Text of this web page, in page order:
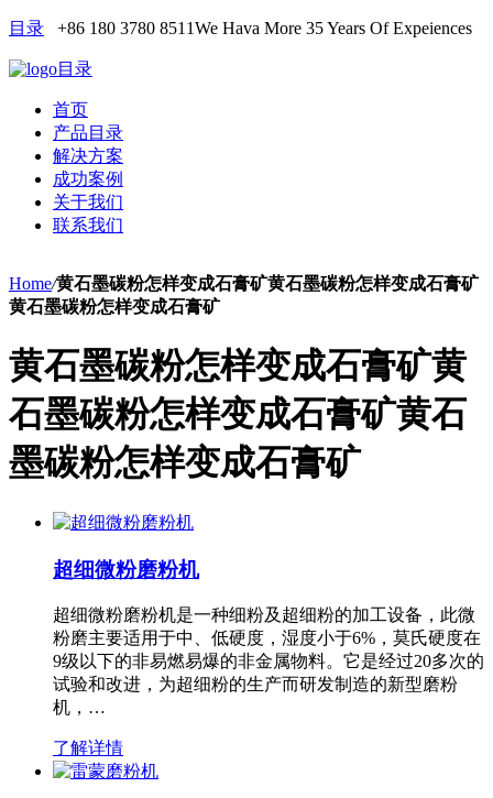
目录 +86 180 3780 8511We Hava More 35 Years Of Expeiences
目录
首页
产品目录
解决方案
成功案例
关于我们
联系我们
Home/黄石墨碳粉怎样变成石膏矿黄石墨碳粉怎样变成石膏矿
黄石墨碳粉怎样变成石膏矿
黄石墨碳粉怎样变成石膏矿黄
石墨碳粉怎样变成石膏矿黄石
墨碳粉怎样变成石膏矿
超细微粉磨粉机
超细微粉磨粉机是一种细粉及超细粉的加工设备，此微
粉磨主要适用于中、低硬度，湿度小于6%，莫氏硬度在
9级以下的非易燃易爆的非金属物料。它是经过20多次的
试验和改进，为超细粉的生产而研发制造的新型磨粉
机，…
了解详情